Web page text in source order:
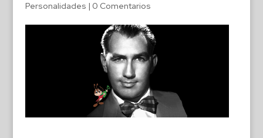
Personalidades | 0 Comentarios